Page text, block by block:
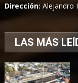
Dirección:Alejandro
LAS MÁS